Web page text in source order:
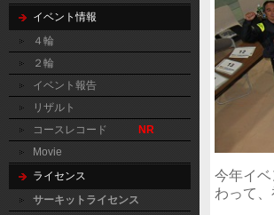
イベント情報
４輪
２輪
イベント報告
リザルト
コースレコード
NR
Movie
ライセンス
サーキットライセンス
今年イ
わって、